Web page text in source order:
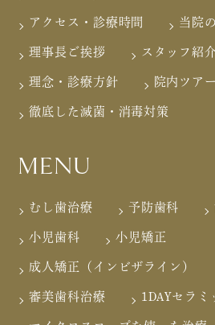
アクセス・診療時間 当院
理事長ご挨拶 スタッフ紹
理念・診療方針 院内ツアー
徹底した滅菌・消毒対策
MENU
むし歯治療 予防歯科
小児歯科 小児矯正
成人矯正（インビザライン）
審美歯科治療 1DAYセラミ